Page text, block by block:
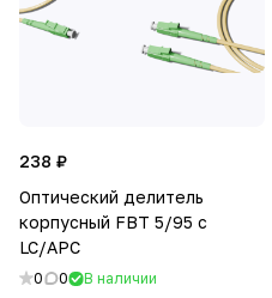
238 ₽
Оптический делитель
корпусный FBT 5/95 с
LC/APC
0 0 В наличии